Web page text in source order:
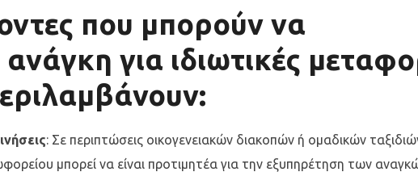
που μπορούν να
για ιδιωτικές
: Σε περιπτώσεις οικογενειακών διακοπών ή ομαδικών
μπορεί να είναι προτιμητέα για την εξυπηρέτηση των